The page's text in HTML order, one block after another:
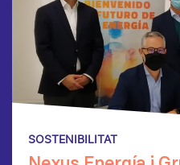
SOSTENIBILITAT